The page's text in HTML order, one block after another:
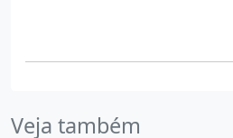
Veja também